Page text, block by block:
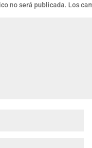
no será publicada. Los